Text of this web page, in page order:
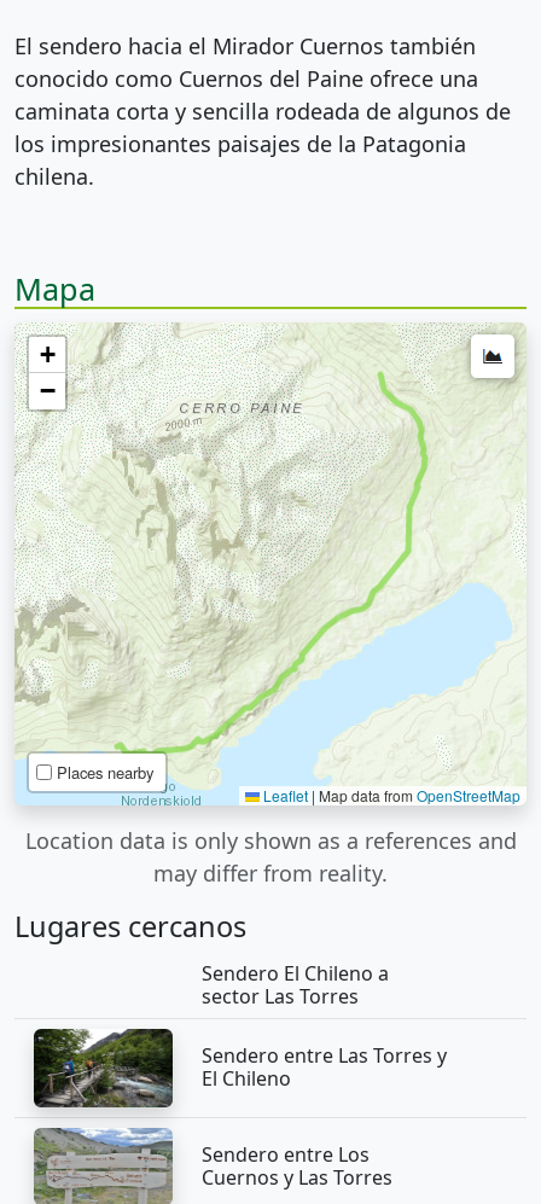
El sendero hacia el Mirador Cuernos también
conocido como Cuernos del Paine ofrece una
caminata corta y sencilla rodeada de algunos de
los impresionantes paisajes de la Patagonia
chilena.
Mapa
+
−
Places nearby
Leaflet | Map data fromOpenStreetMap
Location data is only shown as a references and
may differ from reality.
Lugares cercanos
Sendero El Chileno a
sector Las Torres
Sendero entre Las Torres y
El Chileno
Sendero entre Los
Cuernos y Las Torres